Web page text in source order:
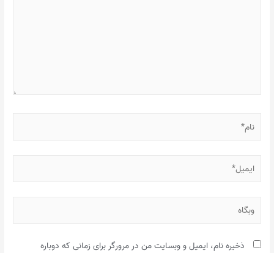
وبگاه
ذخیره نام، ایمیل و وبسایت من در مرورگر برای زمانی که دوباره